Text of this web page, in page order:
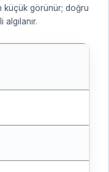
küçük görünür; doğru